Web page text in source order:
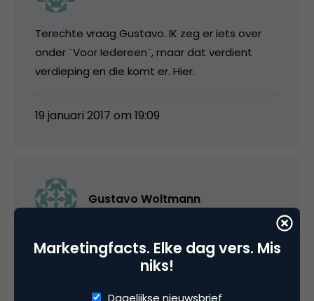
Terechte vraag Gustavo. IK zeg er iets over
onder ¨Voor Iedereen¨, maar dat verdient
verdieping en die komt er. Hier.
19 januari 2017 om 19:09
Gustavo Woltmann
Bedankt Wim, die vraag verdient inderdaad
wat meer uitleg (althans het antwoord erop),
Marketingfacts. Elke dag vers. Mis
niks!
Dagelijkse nieuwsbrief